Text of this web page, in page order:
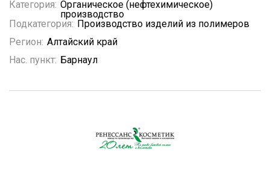
Категория: Органическое (нефтехимическое)
производство
Подкатегория: Производство изделий из полимеров
Регион: Алтайский край
Нас. пункт: Барнаул